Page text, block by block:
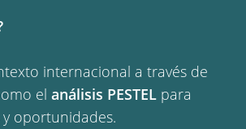
internacional a través de
elanálisis PESTEL para
oportunidades.